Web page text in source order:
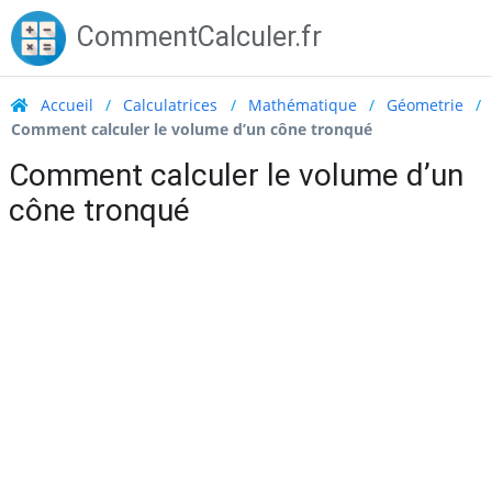
Skip
to
content
CommentCalculer.fr
Accueil /Calculatrices / Mathématique/ Géometrie/
Comment calculer le volume d’un cône tronqué
Comment calculer le volume d’un
cône tronqué